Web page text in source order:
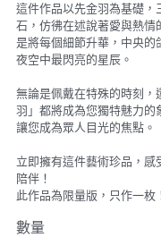
GALLERY
關於我們
登錄/註冊
搜索
繁體中文
這件作品以先金羽為基礎，
石，仿彿在述說著愛與熱情
是將每個細節升華，中央
夜空中最閃亮的星辰。
無論是佩戴在特殊的時刻
羽」都將成為您獨特魅力的
讓您成為眾人目光的焦點。
立即擁有這件藝術珍品，
陪伴！
此作品為限量版，只作一枚
數量
Bangles &
Necklaces
Earrings
SPECIAL ITEM